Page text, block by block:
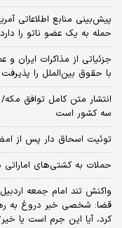
پیش‌بینی منابع اطلاعاتی
حمله به یک عضو ناتو را
جزئیاتی از مذاکرات ایران و
با حقوق بین‌الملل را پذیرفت
انتشار متن کامل توافق
سه کشور است
توئیت اسحاق دار پس از
حملات به کشتی‌های اماراتی
واکنش تند امام جمعه
قضا: شخصی خبر دروغ به
کرد، آیا این جرم است یا